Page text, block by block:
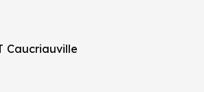
Caucriauville